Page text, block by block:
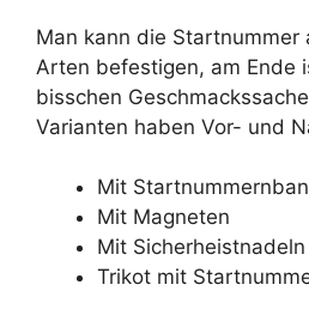
Man kann die Startnummer
Arten befestigen, am Ende
bisschen
Varianten haben Vor- und
Mit
Mit Magneten
Mit Sicherheistnadeln
Trikot mit